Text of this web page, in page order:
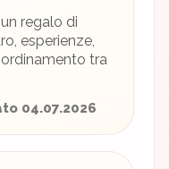
regalo di
esperienze,
tra
04.07.2026